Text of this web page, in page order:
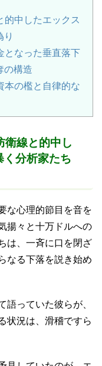
的中したエックス
り
となった垂直落下
の構造
本の檻と自律的な
衛線と的中し
く分析家たち
な心理的節目を音を
揚々と十万ドルへの
は、一斉に口を閉ざ
なる下落を説き始め
語っていた彼らが、
状況は、滑稽ですら